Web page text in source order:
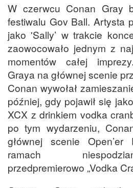
W czerwcu Conan Gray
festiwalu Gov Ball. Artysta
jako 'Sally’ w trakcie
zaowocowało jednym z
momentów całej
Graya na głównej scenie
Conan wywołał
później, gdy pojawił się
XCX z drinkiem vodka
po tym wydarzeniu,
głównej scenie
ramach
przedpremierowo „Vodka